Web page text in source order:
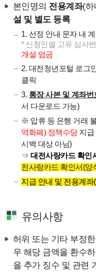
본인명의 전용계좌(하
설 및 별도 등록
1. 선정 안내 문자 내
* 신청인별 고유 심사
개설 엄금
2. 대전청년포털 로
클릭
3. 통장 사본 및 계좌번
서 다운로드 가능)
※ 압류 등 은행 거래
역화폐) 정책수당지급
시백 대상 아님)
⇒대전사랑카드 확인
전사랑카드 확인서(
지급 안내 및 전용계
유의사항
허위 또는 기타 부정
우 해당 금액을 환수
을 추가 징수 및 관련